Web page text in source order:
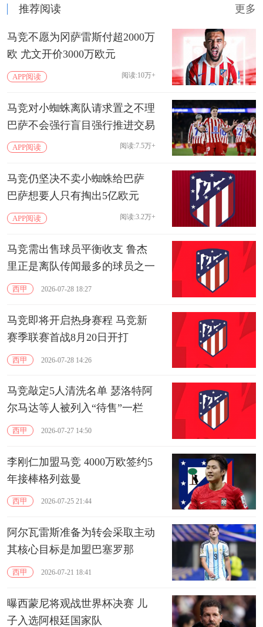
推荐阅读 更多
马竞不愿为冈萨雷斯付超2000万
欧 尤文开价3000万欧元
APP阅读 阅读:10万+
马竞对小蜘蛛离队请求置之不理
巴萨不会强行盲目强行推进交易
APP阅读 阅读:7.5万+
马竞仍坚决不卖小蜘蛛给巴萨
巴萨想要人只有掏出‌5亿欧元
APP阅读 阅读:3.2万+
马竞需出售球员平衡收支 鲁杰
里正是离队传闻最多的球员之一
西甲 2026-07-28 18:27
马竞即将开启热身赛程 马竞新
赛季联赛首战8月20日开打
西甲 2026-07-28 14:26
马竞敲定5人清洗名单 瑟洛特阿
尔马达等人被列入“待售”一栏
西甲 2026-07-27 14:50
李刚仁加盟马竞 4000万欧签约5
年接棒格列兹曼
西甲 2026-07-25 21:44
阿尔瓦雷斯准备为转会采取主动
其核心目标是加盟‌巴塞罗那
西甲 2026-07-21 18:41
曝西蒙尼将观战世界杯决赛 儿
子入选阿根廷国家队